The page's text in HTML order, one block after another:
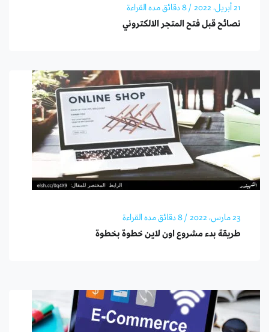
21 أبريل، 2022 / 8 دقائق مده القراءة
نصائح قبل فتح المتجر الالكتروني
23 مارس، 2022 / 8 دقائق مده القراءة
طريقة بدء مشروع اون لاين خطوة بخطوة